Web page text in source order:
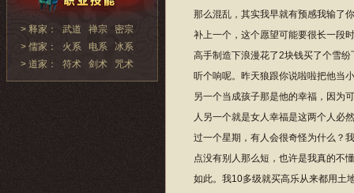
> 释家： 武道 禅宗
密宗
> 儒家：
火系 电系
冰系
> 道家：
符术 剑术 咒术
那么混乱，其实我早就有预感我输了
补上一个，这个愿望可能要很长一段
高手制造下浪漫花了2块钱买了个雪
听个响呢。昨天狼跟你说啦啦把他当
另一个当成孩子那是他的幸福，因为
人另一个就是女人幸福是这两个人必
过一个星期，有人会很奇怪为什么？
点没有别人那么短，也许是我真的不
如此。我10多级就买高乐从来都用土